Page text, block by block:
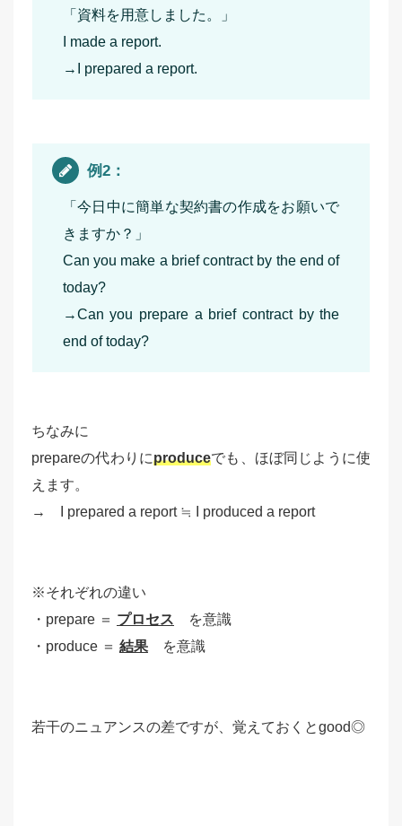
「資料を用意しました。」
I made a report.
→I prepared a report.
例2：
「今日中に簡単な契約書の作成をお願いで
きますか？」
Can you make a brief contract by the end of
today?
→Can you prepare a brief contract by the
end of today?
ちなみに
prepareの代わりにproduceでも、ほぼ同じように使
えます。
→ I prepared a report ≒ I produced a report
※それぞれの違い
・prepare ＝ プロセス を意識
・produce ＝ 結果 を意識
若干のニュアンスの差ですが、覚えておくとgood◎